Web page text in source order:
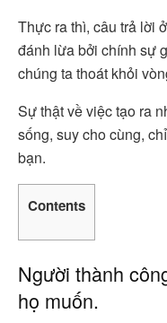
Thực ra thì, câu trả lời
đánh lừa bởi chính sự
chúng ta thoát khỏi
Sự thật về việc tạo ra
sống, suy cho cùng,
bạn.
Contents
Người thành
họ muốn.